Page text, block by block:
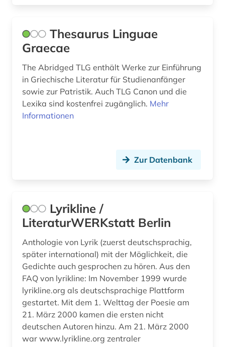
romantik (1)
sachtext (1)
sage (4)
schriftstellerin (1)
spanisch (1)
süddeutsche zeitung (1)
tausendundeine nacht (1)
the exeter book (1)
theaterwissenschaft (1)
thesaurus (1)
Thesaurus Linguae
Graecae
The Abridged TLG enthält Werke zur Einführung
in Griechische Literatur für Studienanfänger
sowie zur Patristik. Auch TLG Canon und die
Lexika sind kostenfrei zugänglich. Mehr
Informationen
Zur Datenbank
Lyrikline /
LiteraturWERKstatt Berlin
Anthologie von Lyrik (zuerst deutschsprachig,
später international) mit der Möglichkeit, die
Gedichte auch gesprochen zu hören. Aus den
FAQ von lyrikline: Im November 1999 wurde
lyrikline.org als deutschsprachige Plattform
gestartet. Mit dem 1. Welttag der Poesie am
21. März 2000 kamen die ersten nicht
deutschen Autoren hinzu. Am 21. März 2000
war www.lyrikline.org zentraler